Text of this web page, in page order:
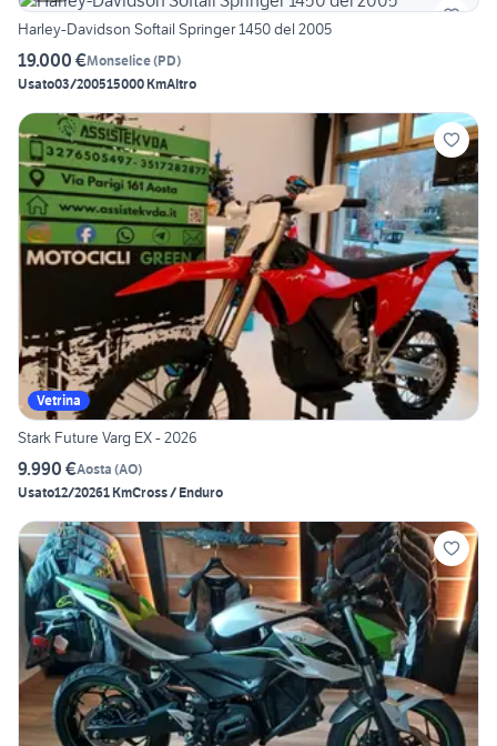
Harley-Davidson Softail Springer 1450 del 2005
19.000 €Monselice(PD)
Usato03/200515000 KmAltro
Vetrina
Stark Future Varg EX - 2026
9.990 €Aosta (AO)
Usato12/20261 KmCross / Enduro